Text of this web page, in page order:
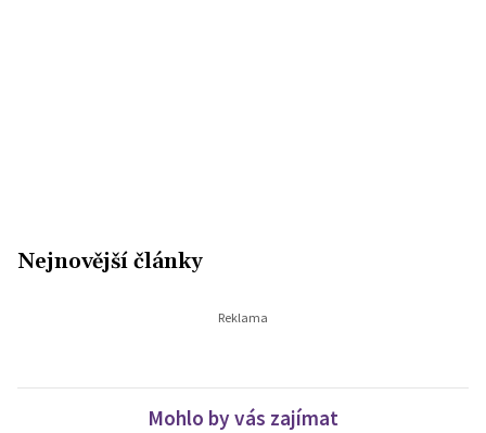
Nejnovější články
Mohlo by vás zajímat